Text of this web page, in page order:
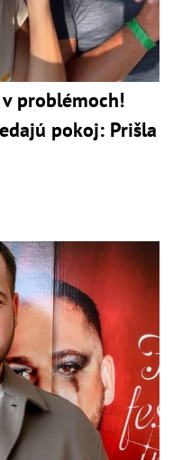
problémoch!
pokoj: Prišla